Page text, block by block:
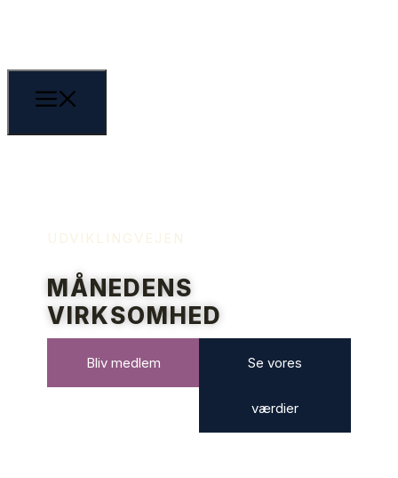
UDVIKLINGVEJEN
MÅNEDENS
VIRKSOMHED
Bliv medlem Se vores
værdier